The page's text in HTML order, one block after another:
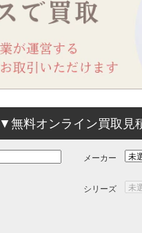
▼無料オンライン買取見
メーカー
シリーズ